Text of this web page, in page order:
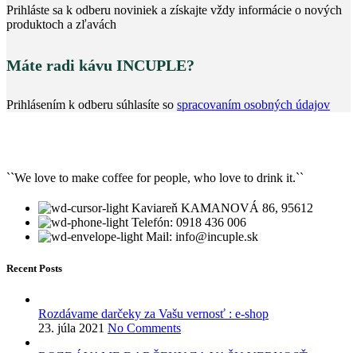
Prihláste sa k odberu noviniek a získajte vždy informácie o nových
produktoch a zľavách
Máte radi kávu INCUPLE?
Prihlásením k odberu súhlasíte so spracovaním osobných údajov
``We love to make coffee for people, who love to drink it.``
Kaviareň KAMANOVÁ 86, 95612
Telefón: 0918 436 006
Mail: info@incuple.sk
Recent Posts
Rozdávame darčeky za Vašu vernosť : e-shop
23. júla 2021 No Comments